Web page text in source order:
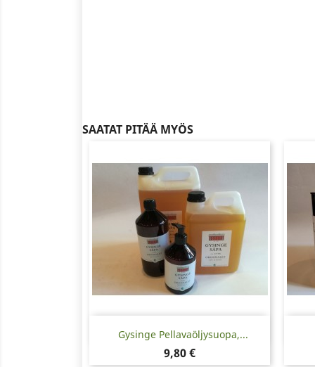
SAATAT PITÄÄ MYÖS
Gysinge Pellavaöljysuopa,...
Hinta
9,80 €
 Pikakatselu